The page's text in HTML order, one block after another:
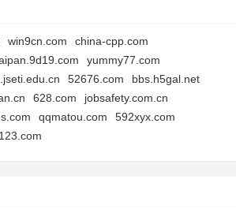
win9cn.com
china-cpp.com
yummy77.com
52676.com
bbs.h5gal.net
628.com
jobsafety.com.cn
qqmatou.com
592xyx.com